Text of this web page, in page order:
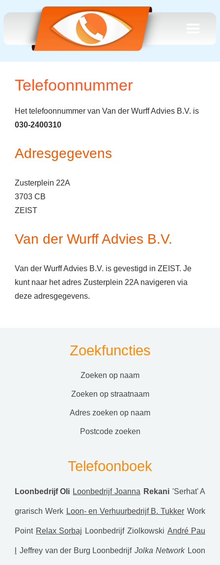
Telefoonnummer
Het telefoonnummer van Van der Wurff Advies B.V. is
030-2400310
Adresgegevens
Zusterplein 22A
3703 CB
ZEIST
Van der Wurff Advies B.V.
Van der Wurff Advies B.V. is gevestigd in ZEIST. Je
kunt naar het adres Zusterplein 22A navigeren via
deze adresgegevens.
Zoekfuncties
zoeken op naam
zoeken op straatnaam
adres zoeken op naam
postcode zoeken
Telefoonboek
Loonbedrijf Oli Loonbedrijf Joanna Rekani 'Serhat' A
grarisch Werk Loon- en Verhuurbedrijf B. Tukker Work
Point Relax Sorbaj Loonbedrijf Ziolkowski André Pau
Jeffrey van der Burg Loonbedrijf Jolka Network Loon